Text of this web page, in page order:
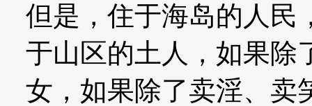
但是，住于海岛的人民
于山区的土人，如果除
女，如果除了卖淫、卖